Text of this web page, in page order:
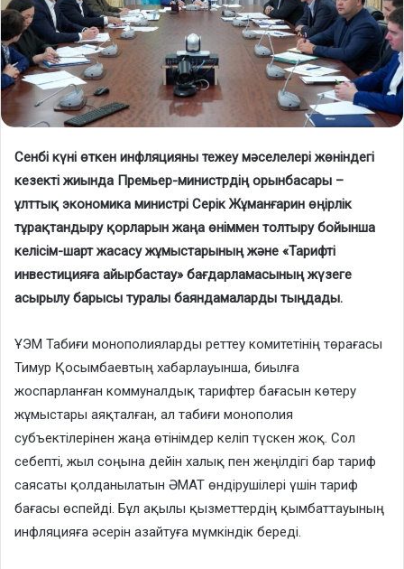
Сенбі күні өткен инфляцияны тежеу мәселелері жөніндегі
кезекті жиында Премьер-министрдің орынбасары –
ұлттық экономика министрі Серік Жұманғарин өңірлік
тұрақтандыру қорларын жаңа өніммен толтыру бойынша
келісім-шарт жасасу жұмыстарының және «Тарифті
инвестицияға айырбастау» бағдарламасының жүзеге
асырылу барысы туралы баяндамаларды тыңдады.
ҰЭМ Табиғи монополияларды реттеу комитетінің төрағасы
Тимур Қосымбаевтың хабарлауынша, биылға
жоспарланған коммуналдық тарифтер бағасын көтеру
жұмыстары аяқталған, ал табиғи монополия
субъектілерінен жаңа өтінімдер келіп түскен жоқ. Сол
себепті, жыл соңына дейін халық пен жеңілдігі бар тариф
саясаты қолданылатын ӘМАТ өндірушілері үшін тариф
бағасы өспейді. Бұл ақылы қызметтердің қымбаттауының
инфляцияға әсерін азайтуға мүмкіндік береді.